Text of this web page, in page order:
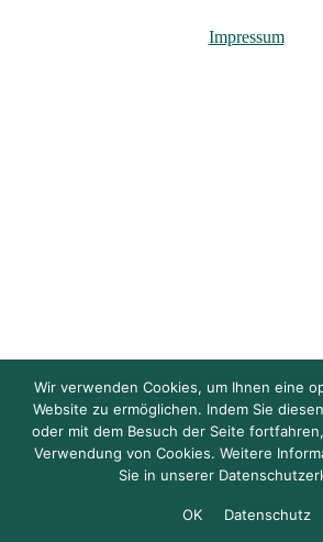
Impressum
Wir verwenden Cookies, um Ihnen eine
Website zu ermöglichen. Indem Sie
oder mit dem Besuch der Seite
Verwendung von Cookies. Weitere
Sie in unserer
OK Datenschutz